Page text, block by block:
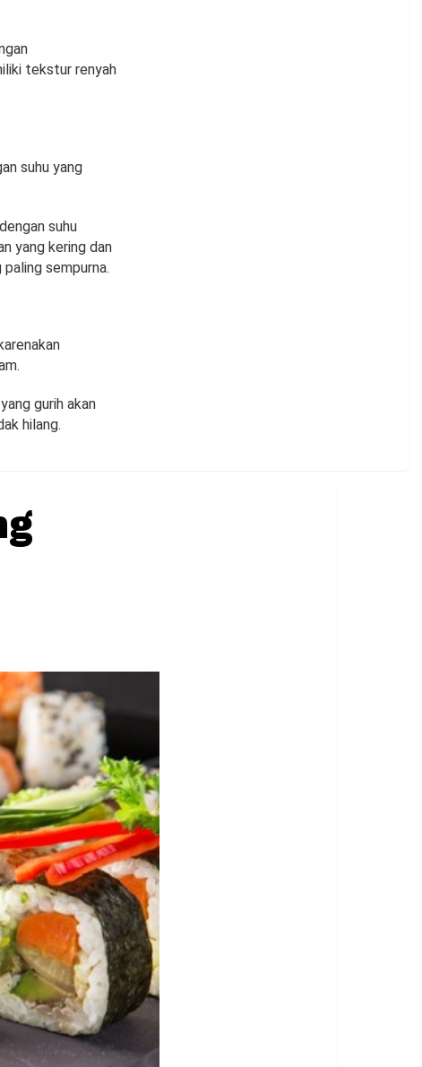
tekstur renyah
suhu yang
suhu
yang kering dan
sempurna.
gurih akan
hilang.